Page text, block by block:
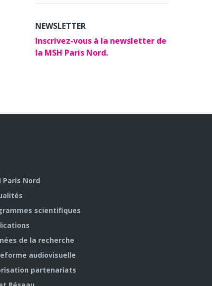
NEWSLETTER
Inscrivez-vous à la newsletter de
la MSH Paris Nord.
Paris Nord
scientifiques
de la recherche
audiovisuelle
partenariats